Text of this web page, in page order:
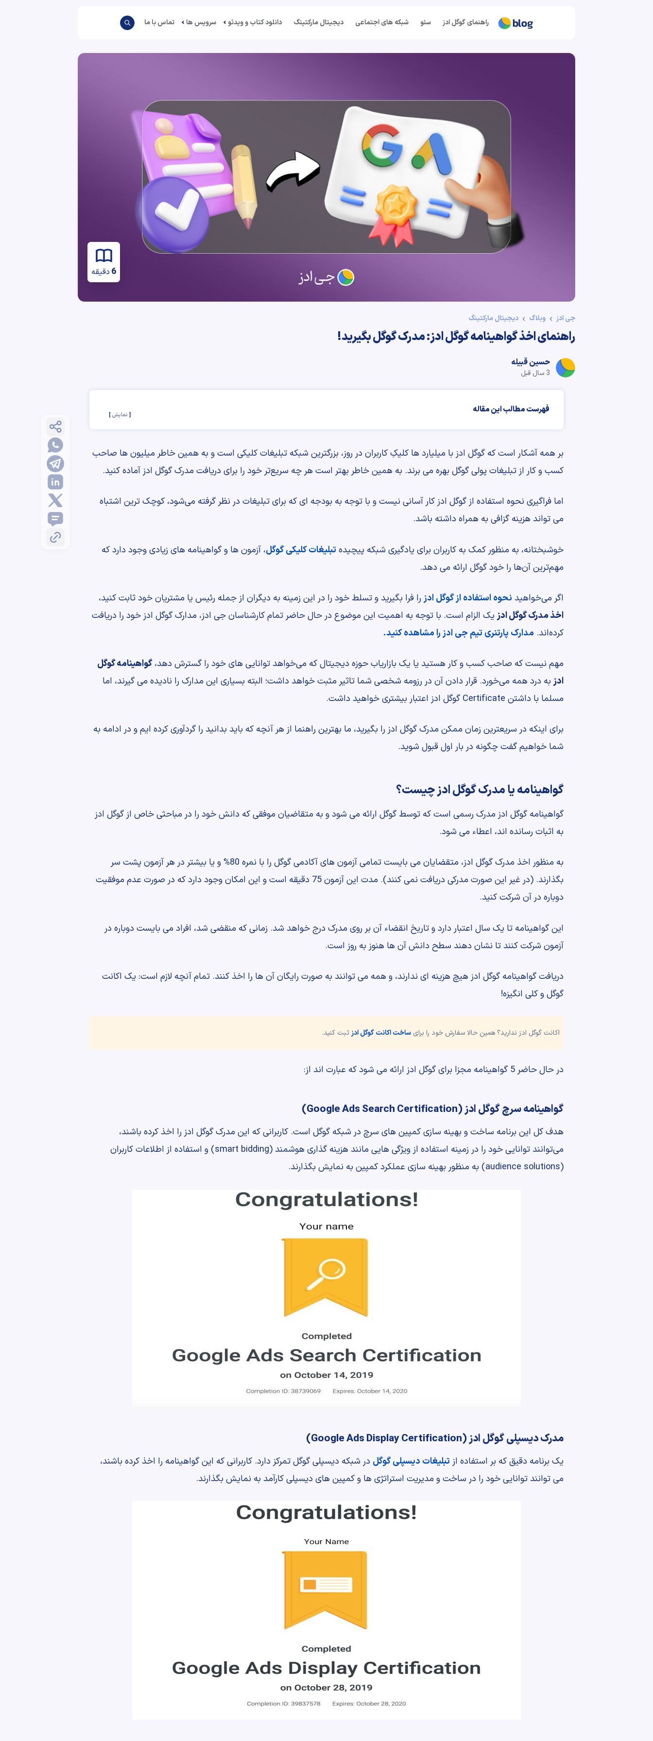
راهنمای گوگل ادز سئو شبکه های اجتماعی دیجیتال مارکتینگ دانلود کتاب و ویدئو سرویس ها تماس با ما
6 دقیقه
جی ادز وبلاگ دیجیتال مارکتینگ
راهنمای اخذ گواهینامه گوگل ادز: مدرک گوگل بگیرید!
حسین قبیله
3 سال قبل
فهرست مطالب این مقاله نمایش
بر همه آشکار است که گوگل ادز با میلیارد ها کلیکِ کاربران در روز، بزرگترین شبکه تبلیغات کلیکی است و به همین خاطر میلیون ها صاحب
کسب و کار از تبلیغات پولی گوگل بهره می برند. به همین خاطر بهتر است هر چه سریع‌تر خود را برای دریافت مدرک گوگل ادز آماده کنید.
اما فراگیری نحوه استفاده از گوگل ادز کار آسانی نیست و با توجه به بودجه ای که برای تبلیغات در نظر گرفته می‌شود، کوچک ترین اشتباه
می تواند هزینه‌ گزافی به همراه داشته باشد.
خوشبختانه، به منظور کمک به کاربران برای یادگیری شبکه پیچیده تبلیغات کلیکی گوگل، آزمون ها و گواهینامه های زیادی وجود دارد که
مهم‌ترین آن‌ها را خود گوگل ارائه می دهد.
اگر می‌خواهید نحوه استفاده از گوگل ادز را فرا بگیرید و تسلط خود را در این زمینه به دیگران از جمله رئیس یا مشتریان خود ثابت کنید،
اخذ مدرک گوگل ادزیک الزام است. با توجه به اهمیت این موضوع در حال حاضر تمام کارشناسان جی ادز، مدارک گوگل ادز خود را دریافت
کرده‌اند. مدارک پارتنری تیم جی ادز را مشاهده کنید.
مهم نیست که صاحب کسب و کار هستید یا یک بازاریاب حوزه دیجیتال که می‌خواهد توانایی های خود را گسترش دهد،گواهینامه گوگل
ادزبه درد همه می‌خورد. قرار دادن آن در رزومه شخصی شما تاثیر مثبت خواهد داشت؛ البته بسیاری این مدارک را نادیده می گیرند، اما
مسلما با داشتن Certificate گوگل ادز اعتبار بیشتری خواهید داشت.
برای اینکه در سریعترین زمان ممکن مدرک گوگل ادز را بگیرید، ما بهترین راهنما از هر آنچه که باید بدانید را گردآوری کرده ایم و در ادامه به
شما خواهیم گفت چگونه در بار اول قبول شوید.
گواهینامه یا مدرک گوگل ادز چیست؟
گواهینامه گوگل ادز مدرک رسمی است که توسط گوگل ارائه می شود و به متقاضیان موفقی که دانش خود را در مباحثی خاص از گوگل ادز
به اثبات رسانده اند، اعطاء می شود.
به منظور اخذ مدرک گوگل ادز، متقضایان می بایست تمامی آزمون های آکادمی گوگل را با نمره 80% و یا بیشتر در هر آزمون پشت سر
بگذارند. (در غیر این صورت مدرکی دریافت نمی کنند). مدت این آزمون 75 دقیقه است و این امکان وجود دارد که در صورت عدم موفقیت
دوباره در آن شرکت کنید.
این گواهینامه تا یک سال اعتبار دارد و تاریخ انقضاء آن بر روی مدرک درج خواهد شد. زمانی که منقضی شد، افراد می بایست دوباره در
آزمون شرکت کنند تا نشان دهند سطح دانش آن ها هنوز به روز است.
دریافت گواهینامه گوگل ادز هیچ هزینه ای ندارند، و همه می توانند به صورت رایگان آن ها را اخذ کنند. تمام آنچه لازم است: یک اکانت
گوگل و کلی انگیزه!
اکانت گوگل ادز ندارید؟ همین حالا سفارش خود را برای ساخت اکانت گوگل ادزثبت کنید.
در حال حاضر 5 گواهینامه مجزا برای گوگل ادز ارائه می شود که عبارت اند از:
گواهینامه سرچ گوگل ادز (Google Ads Search Certification)
هدف کل این برنامه ساخت و بهینه سازی کمپین های سرچ در شبکه گوگل است. کاربرانی که این مدرک گوگل ادز را اخذ کرده باشند،
می‌توانند توانایی خود را در زمینه استفاده از ویژگی هایی مانند هزینه گذاری هوشمند (smart bidding) و استفاده از اطلاعات کاربران
(audience solutions) به منظور بهینه سازی عملکرد کمپین به نمایش بگذارند.
مدرک دیسپلی گوگل ادز (Google Ads Display Certification)
یک برنامه دقیق که بر استفاده از تبلیغات دیسپلی گوگل در شبکه دیسپلی گوگل تمرکز دارد. کاربرانی که این گواهینامه را اخذ کرده باشند،
می توانند توانایی خود را در ساخت و مدیریت استراتژی ها و کمپین های دیسپلی کارآمد به نمایش بگذارند.